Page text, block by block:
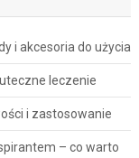
i akcesoria do użycia
leczenie
i zastosowanie
– co warto